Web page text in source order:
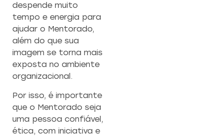
despende muito
tempo e energia para
ajudar o Mentorado,
além do que sua
imagem se torna mais
exposta no ambiente
organizacional.
Por isso, é importante
que o Mentorado seja
uma pessoa confiável,
ética, com iniciativa e